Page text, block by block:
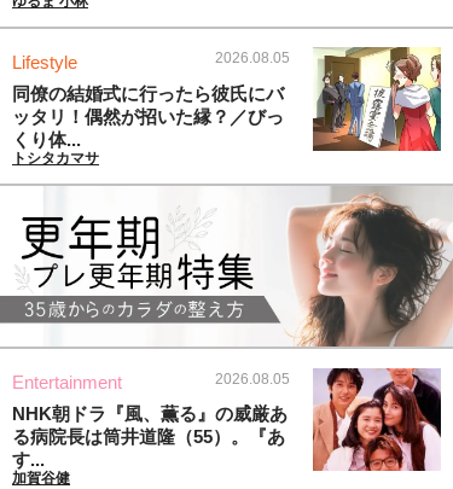
Lifestyle 2026.08.05
同僚の結婚式に行ったら彼氏にバ
ッタリ！偶然が招いた縁？／びっ
くり体...
トシタカマサ
Entertainment 2026.08.05
NHK朝ドラ『風、薫る』の威厳あ
る病院長は筒井道隆（55）。『あ
す...
加賀谷健